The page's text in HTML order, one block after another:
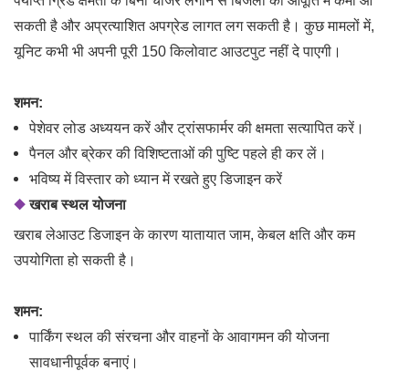
सकती है और अप्रत्याशित अपग्रेड लागत लग सकती है। कुछ मामलों में,
यूनिट कभी भी अपनी पूरी 150 किलोवाट आउटपुट नहीं दे पाएगी।
शमन:
पेशेवर लोड अध्ययन करें और ट्रांसफार्मर की क्षमता सत्यापित करें।
पैनल और ब्रेकर की विशिष्टताओं की पुष्टि पहले ही कर लें।
भविष्य में विस्तार को ध्यान में रखते हुए डिजाइन करें
◆खराब स्थल योजना
खराब लेआउट डिजाइन के कारण यातायात जाम, केबल क्षति और कम
उपयोगिता हो सकती है।
शमन:
पार्किंग स्थल की संरचना और वाहनों के आवागमन की योजना
सावधानीपूर्वक बनाएं।